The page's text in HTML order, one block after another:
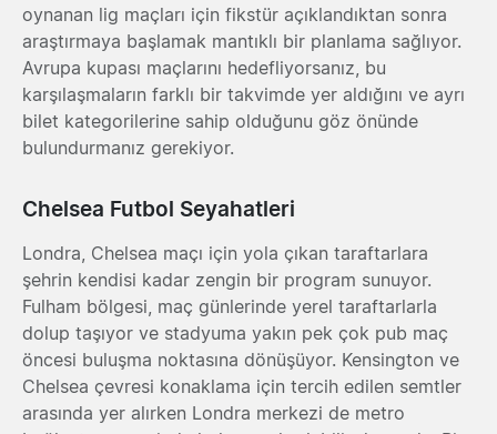
oynanan lig maçları için fikstür açıklandıktan sonra
araştırmaya başlamak mantıklı bir planlama sağlıyor.
Avrupa kupası maçlarını hedefliyorsanız, bu
karşılaşmaların farklı bir takvimde yer aldığını ve ayrı
bilet kategorilerine sahip olduğunu göz önünde
bulundurmanız gerekiyor.
Chelsea Futbol Seyahatleri
Londra, Chelsea maçı için yola çıkan taraftarlara
şehrin kendisi kadar zengin bir program sunuyor.
Fulham bölgesi, maç günlerinde yerel taraftarlarla
dolup taşıyor ve stadyuma yakın pek çok pub maç
öncesi buluşma noktasına dönüşüyor. Kensington ve
Chelsea çevresi konaklama için tercih edilen semtler
arasında yer alırken Londra merkezi de metro